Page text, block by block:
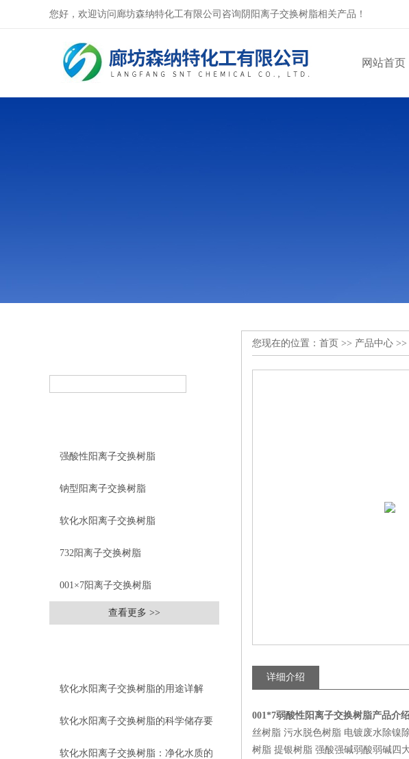
您好，欢迎访问廊坊森纳特化工有限公司咨询阴阳离子交换树脂相关产品！
网站首页
强酸性阳离子交换树脂
钠型阳离子交换树脂
软化水阳离子交换树脂
732阳离子交换树脂
001×7阳离子交换树脂
查看更多 >>
软化水阳离子交换树脂的用途详解
软化水阳离子交换树脂的科学储存要
求
软化水阳离子交换树脂：净化水质的
您现在的位置： 首页 >> 产品中心 >>
详细介绍
001*7弱酸性阳离子交换树脂产品介
丝树脂 污水脱色树脂 电镀废水除镍
树脂 提银树脂 强酸强碱弱酸弱碱四